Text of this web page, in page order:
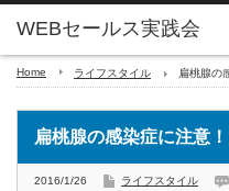
Home ライフスタイル 扁桃腺の
扁桃腺の感染症に注意
2016/1/26 ライフスタイル